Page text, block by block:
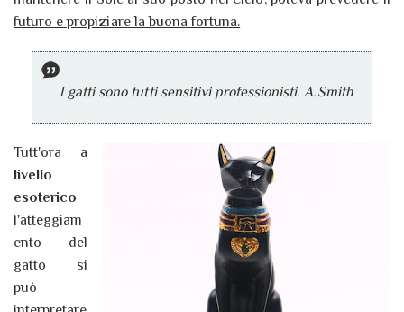
futuro e propiziare la buona fortuna.
I gatti sono tutti sensitivi professionisti. A.Smith
Tutt'ora a
livello
esoterico
l'atteggiam
ento del
gatto si
può